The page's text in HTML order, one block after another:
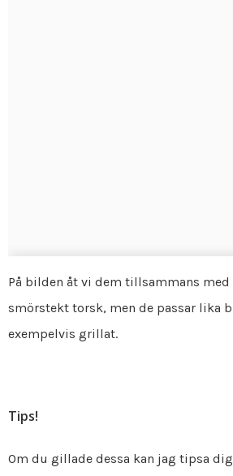
På bilden åt vi dem tillsammans
smörstekt torsk, men de passar lika
exempelvis grillat.
Tips!
Om du gillade dessa kan jag tipsa